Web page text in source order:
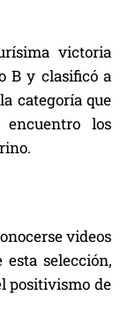
victoria
B y clasificó a
categoría que
los
videos
selección,
positivismo de